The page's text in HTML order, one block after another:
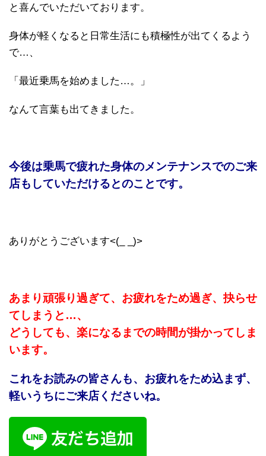
と喜んでいただいております。
身体が軽くなると日常生活にも積極性が出てくるよう
で…、
「最近乗馬を始めました…。」
なんて言葉も出てきました。
今後は乗馬で疲れた身体のメンテナンスでのご来
店もしていただけるとのことです。
ありがとうございます<(_ _)>
あまり頑張り過ぎて、お疲れをため過ぎ、抉らせ
てしまうと…、
どうしても、楽になるまでの時間が掛かってしま
います。
これをお読みの皆さんも、お疲れをため込まず、
軽いうちにご来店くださいね。